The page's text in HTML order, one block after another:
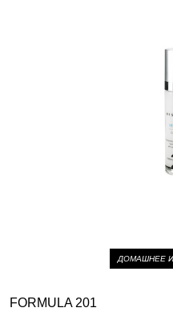
ДОМАШНЕЕ
FORMULA 201